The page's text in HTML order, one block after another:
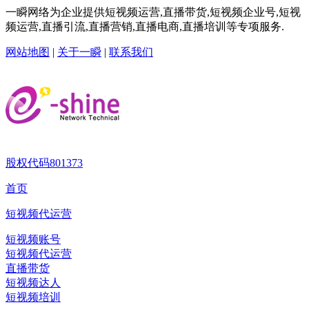
一瞬网络为企业提供短视频运营,直播带货,短视频企业号,短视
频运营,直播引流,直播营销,直播电商,直播培训等专项服务.
网站地图 | 关于一瞬 | 联系我们
股权代码801373
首页
短视频代运营
短视频账号
短视频代运营
直播带货
短视频达人
短视频培训